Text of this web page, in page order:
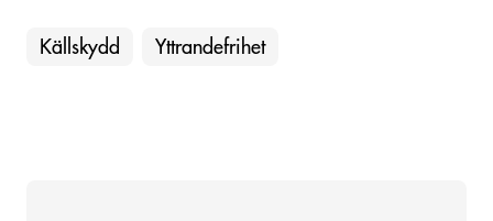
Källskydd Yttrandefrihet